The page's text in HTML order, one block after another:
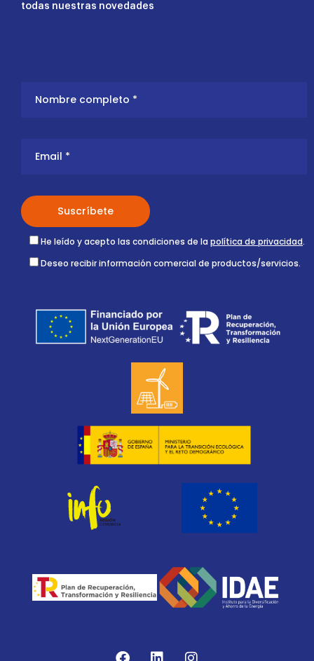
todas nuestras novedades
He leído y acepto las condiciones de la política de privacidad.
Deseo recibir información comercial de productos/servicios.